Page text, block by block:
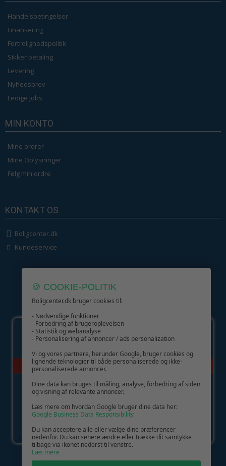
Handelsbetingelser
Finansering
Fortrolighedspolitik
Sikker betaling
Levering
Nyhedsbrev
Ledige jobs
MIN KONTO
Mine ordrer
Mine Oplysninger
Følg min ordre
KONTAKT OS
Boligcenter.dk
Kundeservice
GIV GLÆDE MED ET GAVEKORT!
🍪 COOKIE-POLITIK
Boligcenter.dk bruger cookies til:
- Nødvendige funktioner
- Forbedring af brugeroplevelsen
- Statistik og webanalyse
- Personalisering af annoncer / ads personalization
Vi og vores partnere, herunder Google, bruger cookies og
lignende teknologier til både personaliserede og ikke-
personaliserede annoncer.
Dine data kan bruges til måling, analyse, forbedring af siden
og visning af relevante annoncer.
Læs mere om hvordan Google bruger dine data her:
Google Business Data Responsibility
Du kan acceptere alle eller vælge dine præferencer
nedenfor. Du kan senere ændre eller trække dit samtykke
tilbage via ikonet nederst til venstre.
Læs mere